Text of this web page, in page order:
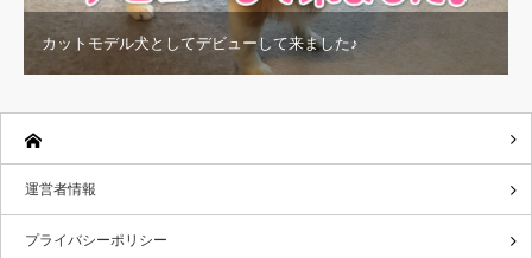
カットモデル犬としてデビューして来ました♪
運営者情報
プライバシーポリシー